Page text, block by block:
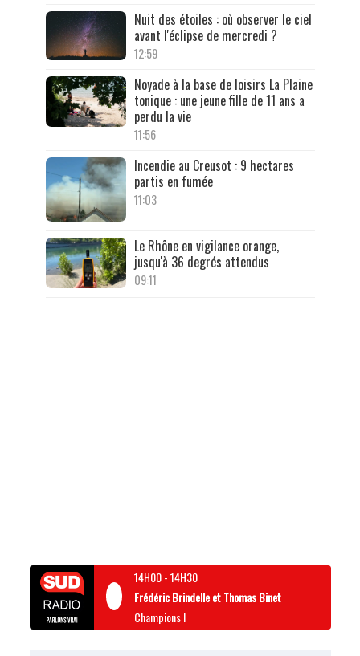
Nuit des étoiles : où observer le ciel
avant l'éclipse de mercredi ?
12:59
Noyade à la base de loisirs La Plaine
tonique : une jeune fille de 11 ans a
perdu la vie
11:56
Incendie au Creusot : 9 hectares
partis en fumée
11:03
Le Rhône en vigilance orange,
jusqu'à 36 degrés attendus
09:11
14H00-14H30
Frédéric Brindelle et Thomas Binet
Champions !